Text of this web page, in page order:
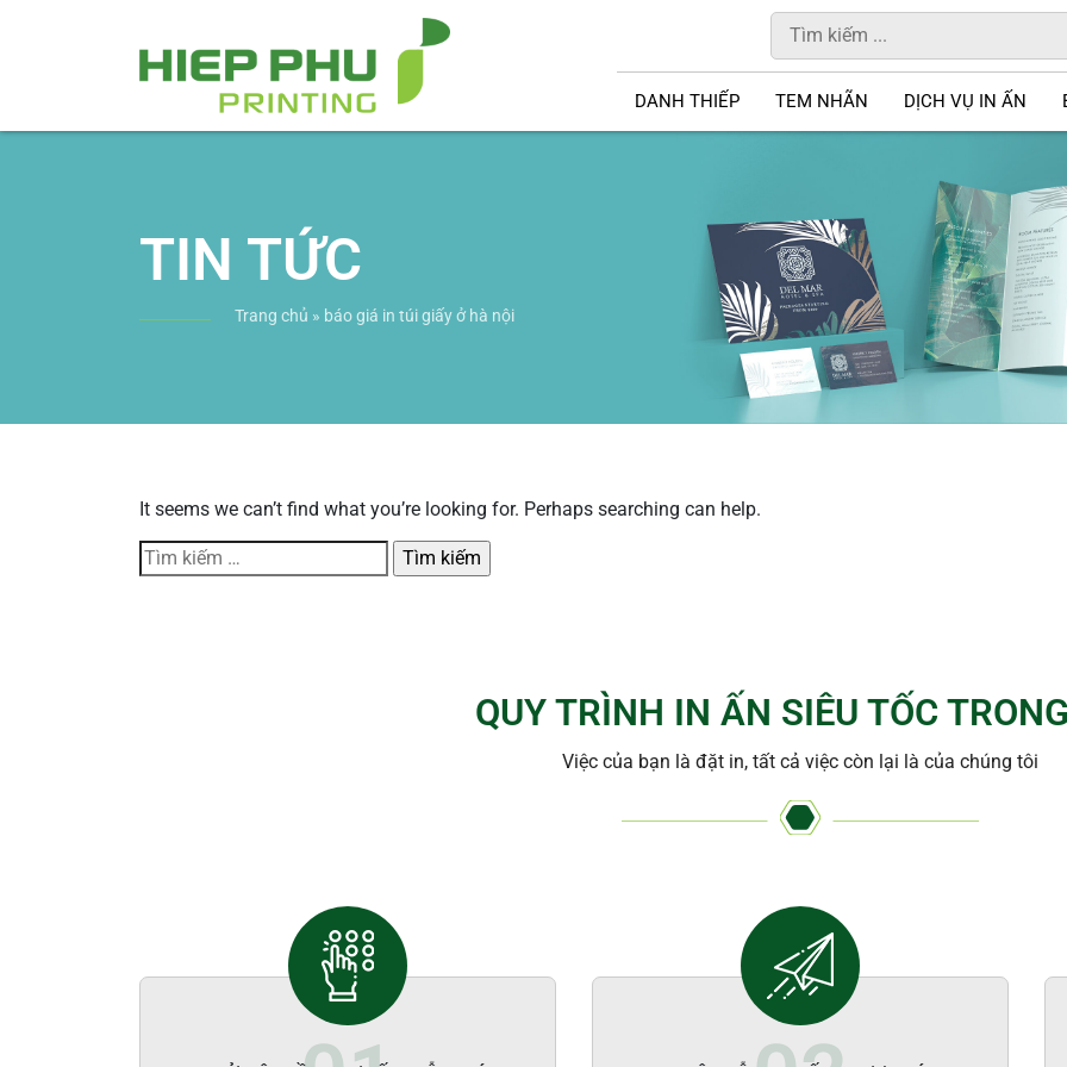
DANH THIẾP TEM NHÃN DỊCH VỤ IN ẤN
TIN TỨC
Trang chủ » báo giá in túi giấy ở hà nội
It seems we can’t find what you’re looking for. Perhaps searching can help.
Tìm
kiếm
QUY TRÌNH IN ẤN SIÊU TỐC
Việc của bạn là đặt in, tất cả việc còn lại là của chúng tôi